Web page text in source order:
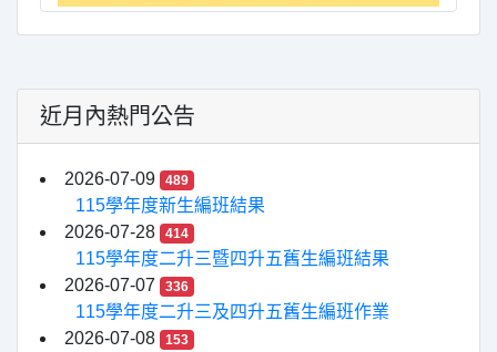
近月內熱門公告
2026-07-09 489
115學年度新生編班結果
2026-07-28
414
115學年度二升三暨四升五舊生編班結果
2026-07-07
336
115學年度二升三及四升五舊生編班作業
2026-07-08
153